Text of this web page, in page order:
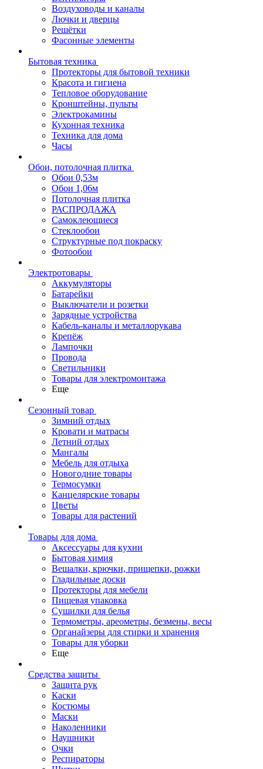
Воздуховоды и каналы
Лючки и дверцы
Решётки
Фасонные элементы
Бытовая техника
Протекторы для бытовой техники
Красота и гигиена
Тепловое оборудование
Кронштейны, пульты
Электрокамины
Кухонная техника
Техника для дома
Часы
Обои, потолочная плитка
Обои 0,53м
Обои 1,06м
Потолочная плитка
РАСПРОДАЖА
Самоклеющиеся
Стеклообои
Структурные под покраску
Фотообои
Электротовары
Аккумуляторы
Батарейки
Выключатели и розетки
Зарядные устройства
Кабель-каналы и металлорукава
Крепёж
Лампочки
Провода
Светильники
Товары для электромонтажа
Еще
Сезонный товар
Зимний отдых
Кровати и матрасы
Летний отдых
Мангалы
Мебель для отдыха
Новогодние товары
Термосумки
Канцелярские товары
Цветы
Товары для растений
Товары для дома
Аксессуары для кухни
Бытовая химия
Вешалки, крючки, прищепки, рожки
Гладильные доски
Протекторы для мебели
Пищевая упаковка
Сушилки для белья
Термометры, ареометры, безмены, весы
Органайзеры для стирки и хранения
Товары для уборки
Еще
Средства защиты
Защита рук
Каски
Костюмы
Маски
Наколенники
Наушники
Очки
Респираторы